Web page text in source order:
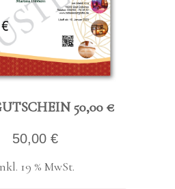
50,00 €
50,00 €
19 % MwSt.